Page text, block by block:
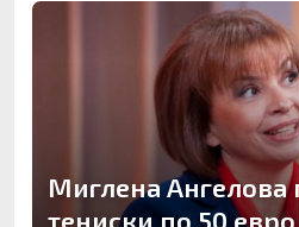
Миглена Ангелова
тениски по 50 евро